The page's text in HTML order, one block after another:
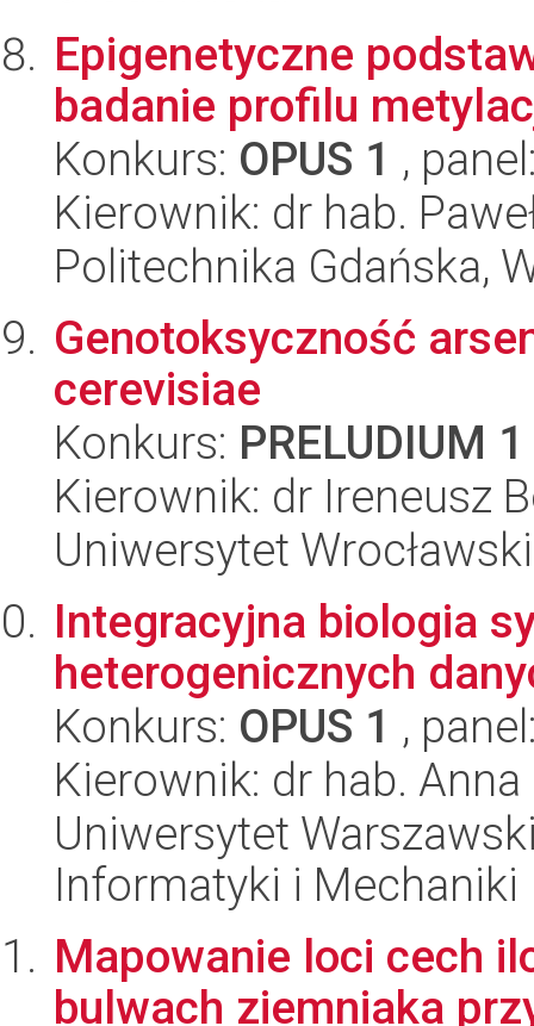
Epigenetyczne
badanie profilu
Konkurs: OPUS 1 ,
Kierownik: dr hab.
Politechnika Gdańska,
Genotoksyczność
cerevisiae
Konkurs: PRELUDIUM 1
Kierownik: dr Ireneusz
Uniwersytet
Integracyjna biologia
heterogenicznych
Konkurs: OPUS 1 ,
Kierownik: dr hab.
Uniwersytet
Informatyki i Mechaniki
Mapowanie loci cech
bulwach ziemniaka